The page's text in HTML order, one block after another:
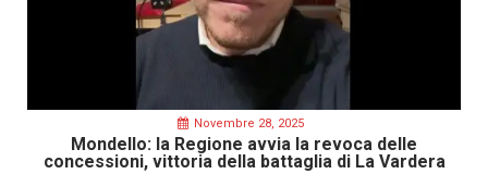
Novembre 28, 2025
Mondello: la Regione avvia la revoca delle
concessioni, vittoria della battaglia di La Vardera